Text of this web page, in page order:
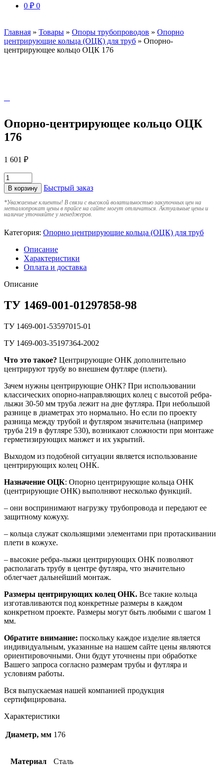
0 ₽ 0
Главная » Товары » Опоры трубопроводов » Опорно
центрирующие кольца (ОЦК) для труб » Опорно-
центрирующее кольцо ОЦК 176
Опорно-центрирующее кольцо ОЦК
176
1 601 ₽
В корзину Быстрый заказ
*Уважаемые клиенты! В связи с высокой волатильностью закупочных цен на
металлопрокат цены в прайсе на сайте могут отличаться. Актуальные цены и
наличие уточняйте у менеджеров.
Категория: Опорно центрирующие кольца (ОЦК) для труб
Описание
Характеристики
Оплата и доставка
Описание
ТУ 1469-001-01297858-98
ТУ 1469-001-53597015-01
ТУ 1469-003-35197364-2002
Что это такое? Центрирующие ОНК дополнительно
центрируют трубу во внешнем футляре (плети).
Зачем нужны центрирующие ОНК? При использовании
классических опорно-направляющих колец с высотой ребра-
лыжи 30-50 мм труба лежит на дне футляра. При небольшой
разнице в диаметрах это нормально. Но если по проекту
разница между трубой и футляром значительна (например
труба 219 в футляре 530), возникают сложности при монтаже
герметизирующих манжет и их укрытий.
Выходом из подобной ситуации является использование
центрирующих колец ОНК.
Назначение ОЦК: Опорно центрирующие кольца ОНК
(центрирующие ОНК) выполняют несколько функций.
– они воспринимают нагрузку трубопровода и передают ее
защитному кожуху.
– кольца служат скользящими элементами при протаскивании
плети в кожухе.
– высокие ребра-лыжи центрирующих ОНК позволяют
располагать трубу в центре футляра, что значительно
облегчает дальнейший монтаж.
Размеры центрирующих колец ОНК. Все такие кольца
изготавливаются под конкретные размеры в каждом
конкретном проекте. Размеры могут быть любыми с шагом 1
мм.
Обратите внимание: поскольку каждое изделие является
индивидуальным, указанные на нашем сайте цены являются
ориентировочными. Они будут уточнены при обработке
Вашего запроса согласно размерам трубы и футляра и
условиям работы.
Вся выпускаемая нашей компанией продукция
сертифицирована.
Характеристики
Диаметр, мм 176
Материал Сталь